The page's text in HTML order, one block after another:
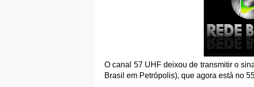
O canal 57 UHF deixou de transmitir o
Brasil em Petrópolis), que agora está no